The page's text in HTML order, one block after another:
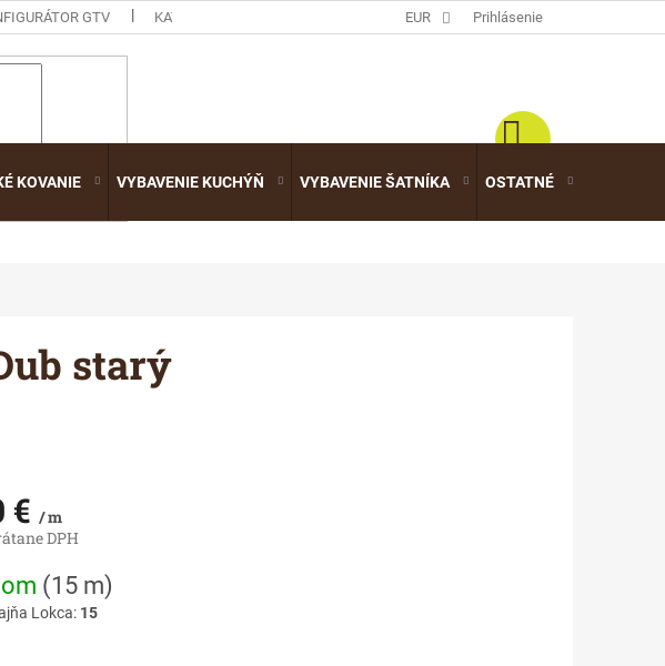
GTV KATALÓGY EUR Prihlásenie
KOVANIE VYBAVENIE KUCHÝŇ VYBAVENIE ŠATNÍKA OSTATNÉ
starý
€ / m
DPH
(15 m)
Lokca: 15